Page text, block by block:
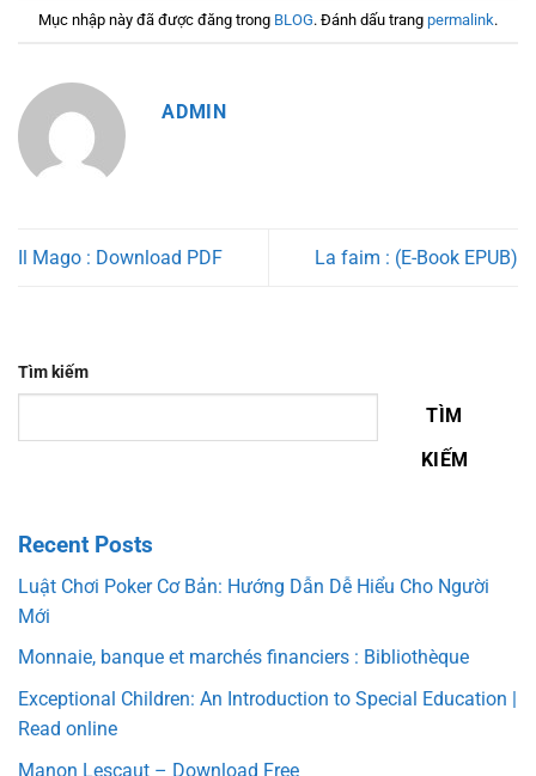
Mục nhập này đã được đăng trong BLOG. Đánh dấu trang permalink.
ADMIN
Il Mago : Download PDF La faim : (E-Book EPUB)
Tìm kiếm
TÌM
KIẾM
Recent Posts
Luật Chơi Poker Cơ Bản: Hướng Dẫn Dễ Hiểu Cho Người
Mới
Monnaie, banque et marchés financiers : Bibliothèque
Exceptional Children: An Introduction to Special Education |
Read online
Manon Lescaut – Download Free